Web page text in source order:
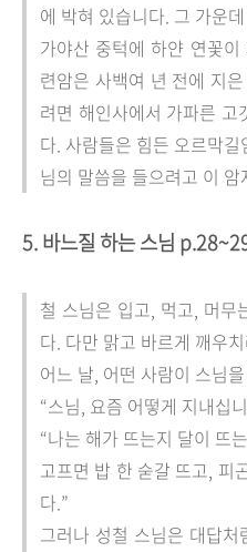
에 박혀 있습니다. 그 가운
가야산 중턱에 하얀 연꽃
련암은 사백여 년 전에 지
려면 해인사에서 가파른 고
다. 사람들은 힘든 오르막
님의 말씀을 들으려고 이
5. 바느질 하는 스님
철 스님은 입고, 먹고, 머무
다. 다만 맑고 바르게 깨우
어느 날, 어떤 사람이 스님
“스님, 요즘 어떻게 지내십
“나는 해가 뜨는지 달이 뜨
고프면 밥 한 숟갈 뜨고, 피
다.”
그러나 성철 스님은 대답